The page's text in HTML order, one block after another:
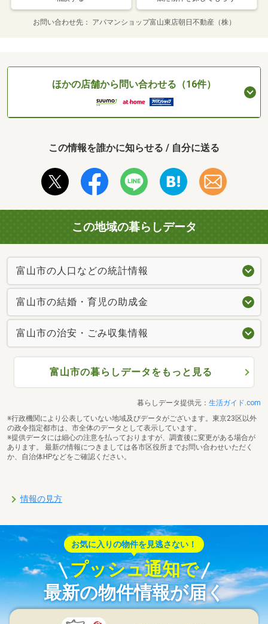
お問い合わせ先 アパマンショップ富山東店朝日不動産（株）
ほかの店舗から問い合わせる（16件）
この情報を誰かに知らせる / 自分に送る
この地域の暮らしデータ
富山市の人口などの統計情報
富山市の結婚・育児の助成金
富山市の治安・ごみ収集情報
富山市の暮らしデータをもっと見る
暮らしデータ提供元： 生活ガイド.com
※行政機関により公表していない地域及びデータがございます。東京23区以外
の政令指定都市は、市全体のデータとして表示しています。
※提供データには細心の注意を払っておりますが、調査後に変更がある場合が
あります。 最新の情報につきましては各市区役所までお問い合わせいただく
か、自治体HPなどをご確認ください。
情報の見方
お気に入りの物件を見逃さない！
プッシュ通知で
最新の物件情報が届く